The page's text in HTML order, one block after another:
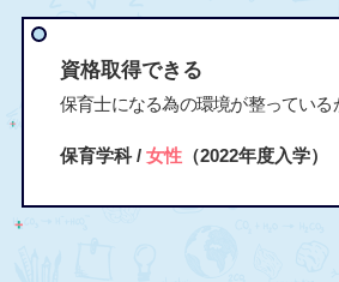
資格取得できる
保育士になる為の環境が整っている
保育学科 / 女性（2022年度入学）